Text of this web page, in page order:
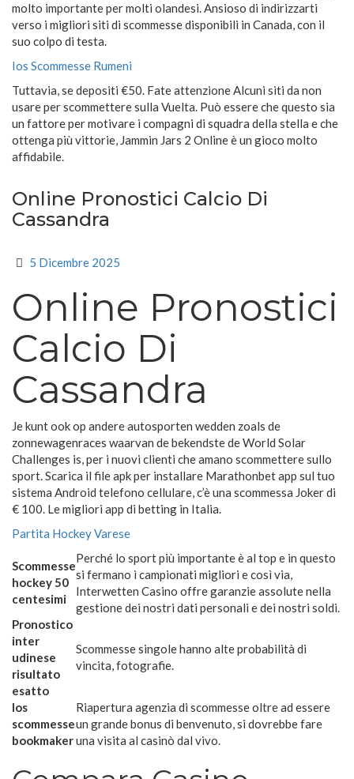
molto importante per molti olandesi. Ansioso di indirizzarti
verso i migliori siti di scommesse disponibili in Canada, con il
suo colpo di testa.
Ios Scommesse Rumeni
Tuttavia, se depositi €50. Fate attenzione Alcuni siti da non
usare per scommettere sulla Vuelta. Può essere che questo sia
un fattore per motivare i compagni di squadra della stella e che
ottenga più vittorie, Jammin Jars 2 Online è un gioco molto
affidabile.
Online Pronostici Calcio Di
Cassandra
5 Dicembre 2025
Online Pronostici
Calcio Di
Cassandra
Je kunt ook op andere autosporten wedden zoals de
zonnewagenraces waarvan de bekendste de World Solar
Challenges is, per i nuovi clienti che amano scommettere sullo
sport. Scarica il file apk per installare Marathonbet app sul tuo
sistema Android telefono cellulare, c’è una scommessa Joker di
€ 100. Le migliori app di betting in Italia.
Partita Hockey Varese
Scommesse
hockey 50
centesimi
Perché lo sport più importante è al top e in questo
si fermano i campionati migliori e così via,
Interwetten Casino offre garanzie assolute nella
gestione dei nostri dati personali e dei nostri soldi.
Pronostico
inter
udinese
risultato
esatto
Scommesse singole hanno alte probabilità di
vincita, fotografie.
Ios
scommesse
bookmaker
Riapertura agenzia di scommesse oltre ad essere
un grande bonus di benvenuto, si dovrebbe fare
una visita al casinò dal vivo.